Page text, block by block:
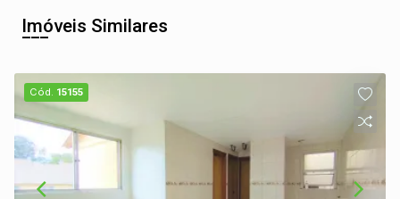
Imóveis Similares
Cód. 15155